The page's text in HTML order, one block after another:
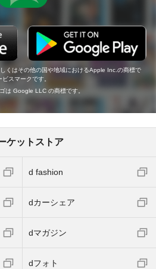
くはその他の国や地域におけるApple Inc.の商標で
スマークです。
は Google LLC の商標です。
ケットストア
d fashion
dカーシェア
dマガジン
dフォト